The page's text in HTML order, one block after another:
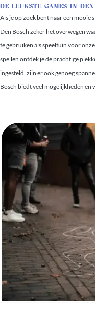
DE LEUKSTE GAMES IN
Als je op zoek bent naar een mooie
Den Bosch zeker het overwegen
te gebruiken als speeltuin voor
spellen ontdek je de prachtige
ingesteld, zijn er ook genoeg
Bosch biedt veel mogelijkheden en